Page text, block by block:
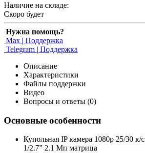
Наличие на складе:
Скоро будет
Нужна помощь?
Max | Поддержка
Telegram | Поддержка
Описание
Характеристики
Файлы поддержки
Видео
Вопросы и ответы (0)
Основные особенности
Купольная IP камера 1080p 25/30 к/с
1/2.7” 2.1 Мп матрица